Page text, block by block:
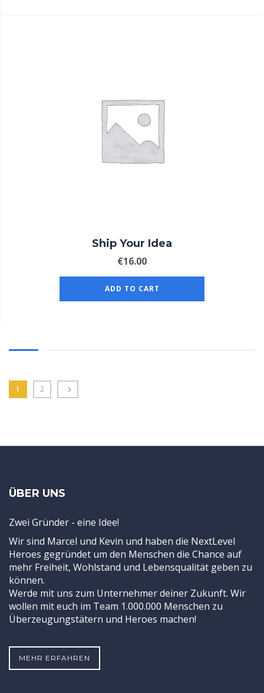
Ship Your Idea
€16.00
ADD TO CART
1 2
ÜBER UNS
Zwei Gründer - eine Idee!
Wir sind Marcel und Kevin und haben die NextLevel
Heroes gegründet um den Menschen die Chance auf
mehr Freiheit, Wohlstand und Lebensqualität geben zu
können.
Werde mit uns zum Unternehmer deiner Zukunft. Wir
wollen mit euch im Team 1.000.000 Menschen zu
Überzeugungstätern und Heroes machen!
MEHR ERFAHREN